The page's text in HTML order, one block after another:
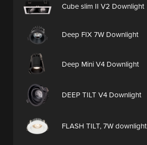
Cube slim II V2 Downlight
Deep FIX 7W Downlight
Deep Mini V4 Downlight
DEEP TILT V4 Downlight
FLASH TILT, 7W downlight